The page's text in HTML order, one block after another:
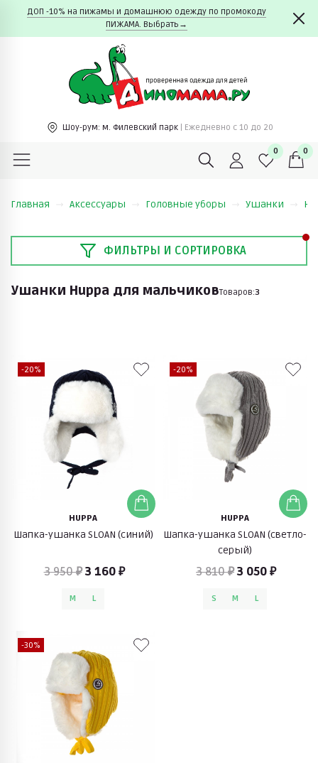
ДОП -10% на пижамы и домашнюю одежду по промокоду
ПИЖАМА. Выбрать→
Шоу-рум: м. Филевский парк | Ежедневно c 10 до 20
0 0
Главная Аксессуары Головные уборы Ушанки
ФИЛЬТРЫ И СОРТИРОВКА
Ушанки Huppa для мальчиковТоваров:3
-20%
HUPPA
Шапка-ушанка SLOAN (синий)
3 950 ₽3 160 ₽
M L
-20%
HUPPA
Шапка-ушанка SLOAN (светло-
серый)
3 810 ₽3 050 ₽
S M L
-30%